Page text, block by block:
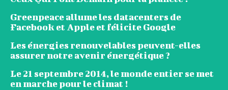
Greenpeace allume les datacenters de
Facebook et Apple et félicite Google
Les énergies renouvelables peuvent-elles
assurer notre avenir énergétique ?
Le 21 septembre 2014, le monde entier se met
en marche pour le climat !